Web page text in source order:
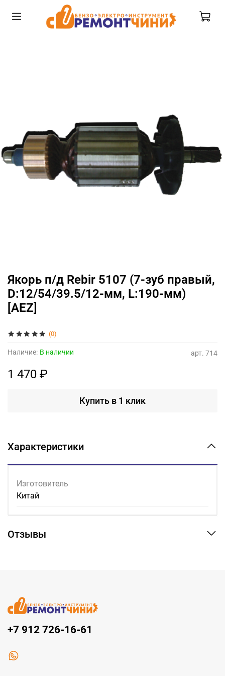
(0)
арт. 714
Наличие: В наличии
Якорь п/д Rebir 5107 (7-зуб правый,
D:12/54/39.5/12-мм, L:190-мм)
[AEZ]
1 470 ₽
Купить в 1 клик
Характеристики
Изготовитель
Китай
Отзывы
+7 912 726-16-61